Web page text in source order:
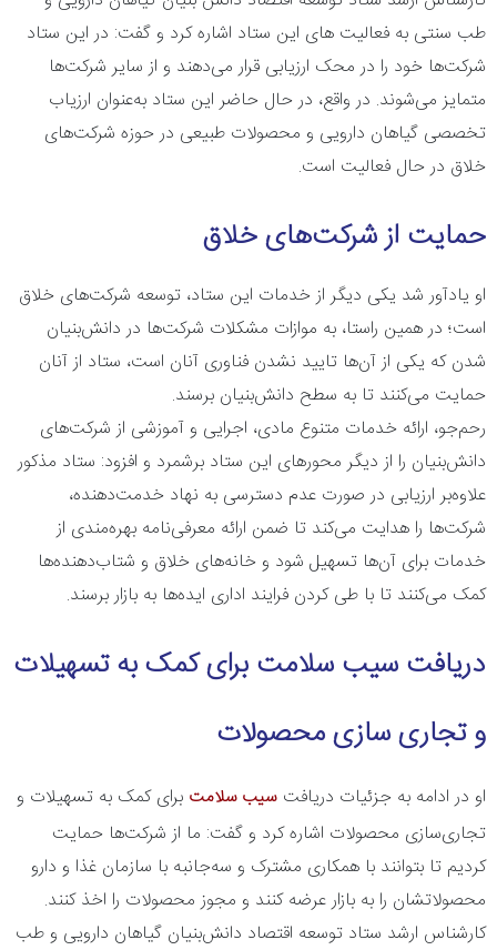
طب سنتی به فعالیت های این ستاد اشاره کرد و گفت: در این ستاد
شرکت‌ها خود را در محک ارزیابی قرار می‌دهند و از سایر شرکت‌ها
متمایز می‌شوند. در واقع، در حال حاضر این ستاد به‌عنوان ارزیاب
تخصصی گیاهان دارویی و محصولات طبیعی در حوزه شرکت‌های
خلاق در حال فعالیت است.
حمایت از شرکت‌های خلاق
او یادآور شد یکی دیگر از خدمات این ستاد، توسعه شرکت‌های خلاق
است؛ در همین راستا، به موازات مشکلات شرکت‌ها در دانش‌بنیان
شدن که یکی از آن‌ها تایید نشدن فناوری آنان است، ستاد از آنان
حمایت می‌کنند تا به سطح دانش‌بنیان برسند.
رحم‌جو، ارائه خدمات متنوع مادی، اجرایی و آموزشی از شرکت‌های
دانش‌‎بنیان را از دیگر محورهای این ستاد برشمرد و افزود: ستاد مذکور
علاوه‌بر ارزیابی در صورت عدم دسترسی به نهاد خدمت‌دهنده،
شرکت‌ها را هدایت می‌کند تا ضمن ارائه معرفی‌نامه بهره‌مندی از
خدمات برای آن‌ها تسهیل شود و خانه‌های خلاق و شتاب‌دهنده‌ها
کمک می‌کنند تا با طی کردن فرایند اداری ایده‌ها به بازار برسند.
دریافت سیب سلامت برای کمک به تسهیلات
و تجاری سازی محصولات
او در ادامه به جزئیات دریافت سیب سلامت برای کمک به تسهیلات و
تجاری‌سازی محصولات اشاره کرد و گفت: ما از شرکت‌ها حمایت
کردیم تا بتوانند با همکاری مشترک و سه‌جانبه‌ با سازمان غذا و دارو
محصولاتشان را به بازار عرضه کنند و مجوز محصولات را اخذ کنند.
کارشناس ارشد ستاد توسعه اقتصاد دانش‌بنیان گیاهان دارویی و طب